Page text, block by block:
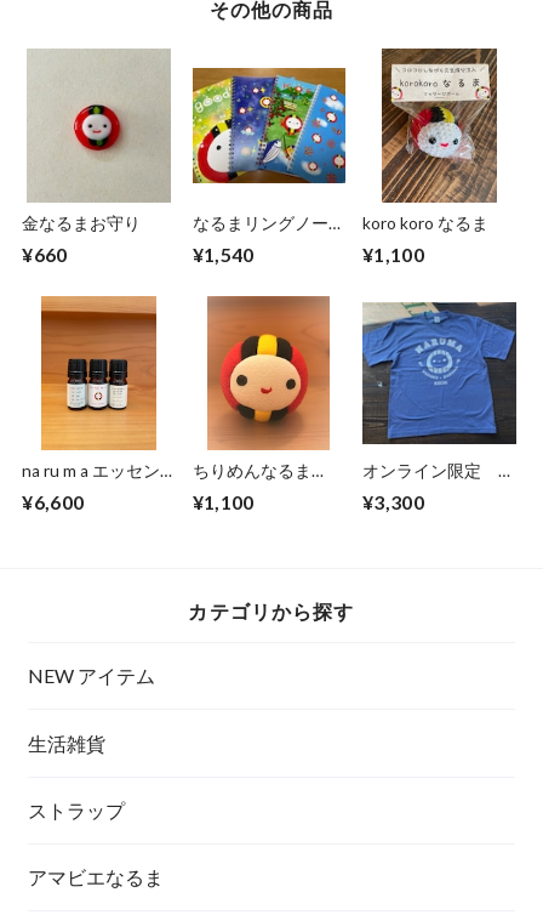
その他の商品
金なるまお守り
¥660
なるまリングノー
¥1,540
koro koro なるま
¥1,100
na ru m a エッセン
ル
¥6,600
ちりめんなるま
形
¥1,100
オンライン限定 ビ
¥3,300
カテゴリから探す
NEW アイテム
生活雑貨
ストラップ
アマビエなるま